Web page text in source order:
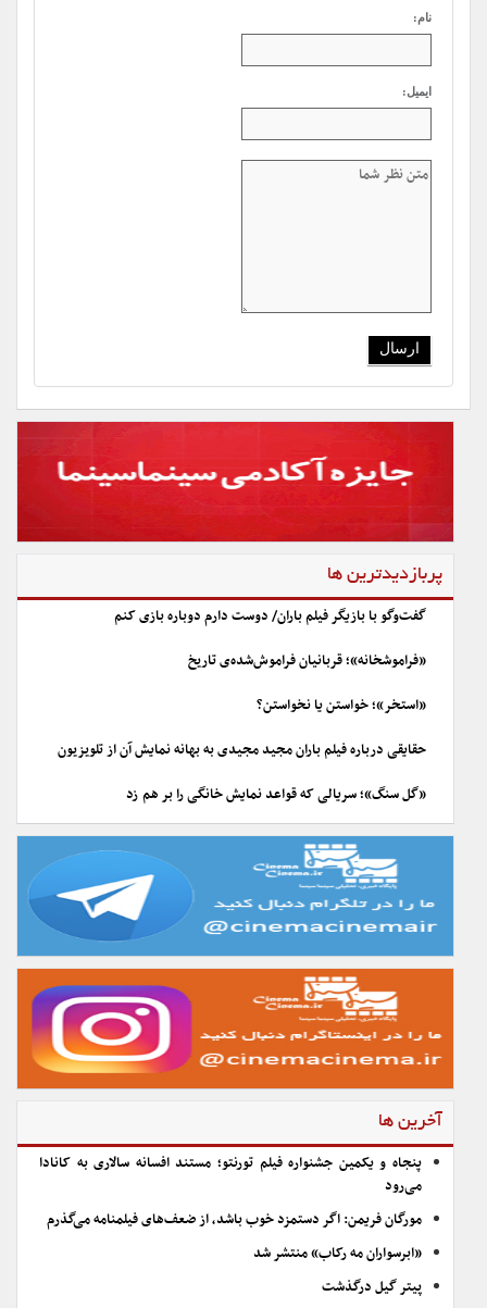
نام:
ایمیل:
پربازدیدترین ها
گفت‌وگو با بازیگر فیلم باران/ دوست دارم دوباره بازی کنم
«فراموشخانه»؛ قربانیان فراموش‌شده‌ی تاریخ
«استخر»؛ خواستن یا نخواستن؟
حقایقی درباره فیلم باران مجید مجیدی به بهانه نمایش آن از تلویزیون
«گل سنگ»؛ سریالی که قواعد نمایش خانگی را بر هم زد
آخرین ها
پنجاه و یکمین جشنواره فیلم تورنتو؛ مستند افسانه سالاری به کانادا
می‌رود
مورگان فریمن: اگر دستمزد خوب باشد، از ضعف‌های فیلمنامه می‌گذرم
«ابرسواران مه رکاب» منتشر شد
پیتر گیل درگذشت